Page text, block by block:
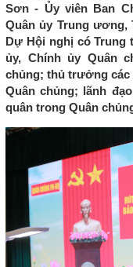
Sơn - Ủy viên Ban
Quân ủy Trung ương,
Dự Hội nghị có Trung
ủy, Chính ủy Quân
chủng; thủ trưởng các
Quân chủng; lãnh
quân trong Quân